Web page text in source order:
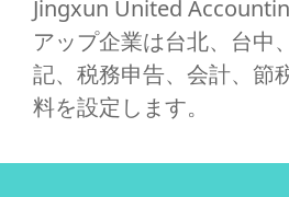
Jingxun United
アップ企業は台北、台中
記、税務申告、会計、節
料を設定します。